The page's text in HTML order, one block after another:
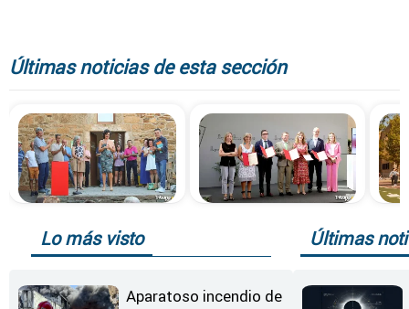
Últimas noticias de esta sección
Lo más visto
Aparatoso incendio de
Últimas